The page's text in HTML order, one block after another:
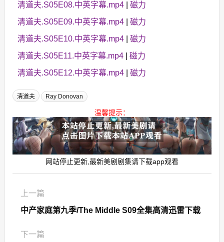
清道夫.S05E08.中英字幕.mp4| 磁力
清道夫.S05E09.中英字幕.mp4| 磁力
清道夫.S05E10.中英字幕.mp4| 磁力
清道夫.S05E11.中英字幕.mp4| 磁力
清道夫.S05E12.中英字幕.mp4| 磁力
清道夫 Ray Donovan
温馨提示：
网站停止更新,最新美剧剧集请下载app观看
上一篇
中产家庭第九季/The Middle S09全集高清迅雷下载
下一篇